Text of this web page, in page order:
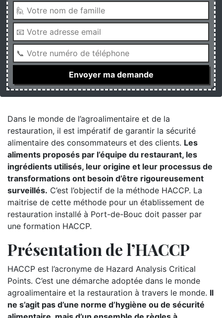
Dans le monde de l’agroalimentaire et de la
restauration, il est impératif de garantir la sécurité
alimentaire des consommateurs et des clients. Les
aliments proposés par l’équipe du restaurant, les
ingrédients utilisés, leur origine et leur processus de
transformations ont besoin d’être rigoureusement
surveillés. C’est l’objectif de la méthode HACCP. La
maitrise de cette méthode pour un établissement de
restauration installé à Port-de-Bouc doit passer par
une formation HACCP.
Présentation de l’HACCP
HACCP est l’acronyme de Hazard Analysis Critical
Points. C’est une démarche adoptée dans le monde
agroalimentaire et la restauration à travers le monde. Il
ne s’agit pas d’une norme d’hygiène ou de sécurité